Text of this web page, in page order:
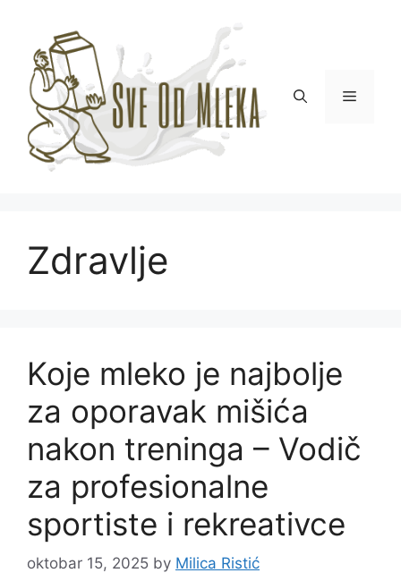
content
Menu
Zdravlje
Koje mleko je najbolje
za oporavak mišića
nakon treninga – Vodič
za profesionalne
sportiste i rekreativce
oktobar 15, 2025 by Milica Ristić